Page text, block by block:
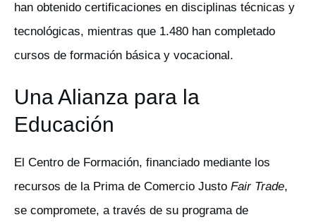
han obtenido certificaciones en disciplinas técnicas y
tecnológicas, mientras que 1.480 han completado
cursos de formación básica y vocacional.
Una Alianza para la
Educación
El Centro de Formación, financiado mediante los
recursos de la Prima de Comercio Justo Fair Trade,
se compromete, a través de su programa de